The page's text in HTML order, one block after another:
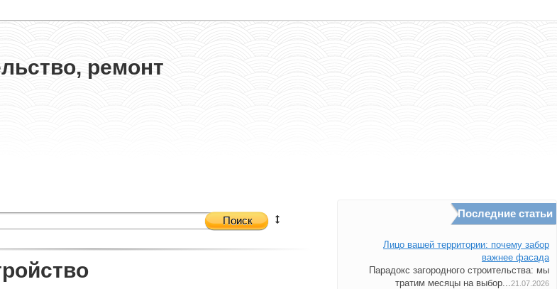
ремонт
Поиск
Последние статьи
Лицо вашей территории: почему забор
важнее фасада
Парадокс загородного строительства: мы
тратим месяцы на выбор...21.07.2026